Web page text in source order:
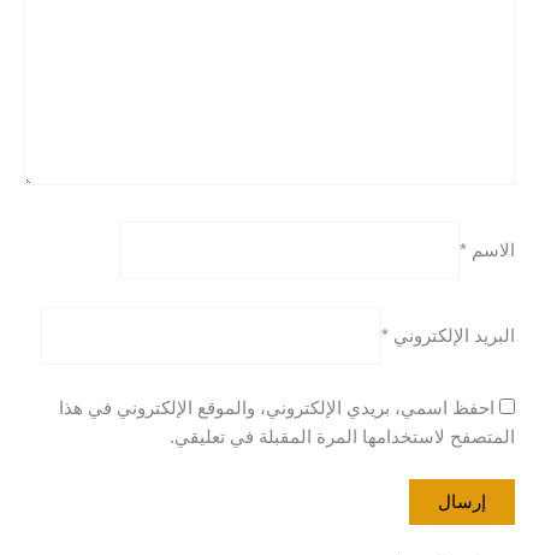
الاسم *
البريد الإلكتروني *
احفظ اسمي، بريدي الإلكتروني، والموقع الإلكتروني في هذا
المتصفح لاستخدامها المرة المقبلة في تعليقي.